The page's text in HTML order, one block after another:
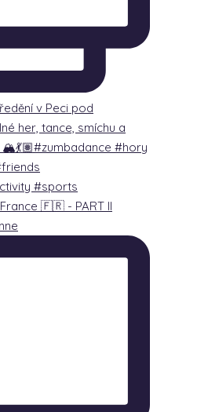
🇫🇷 - PART lI